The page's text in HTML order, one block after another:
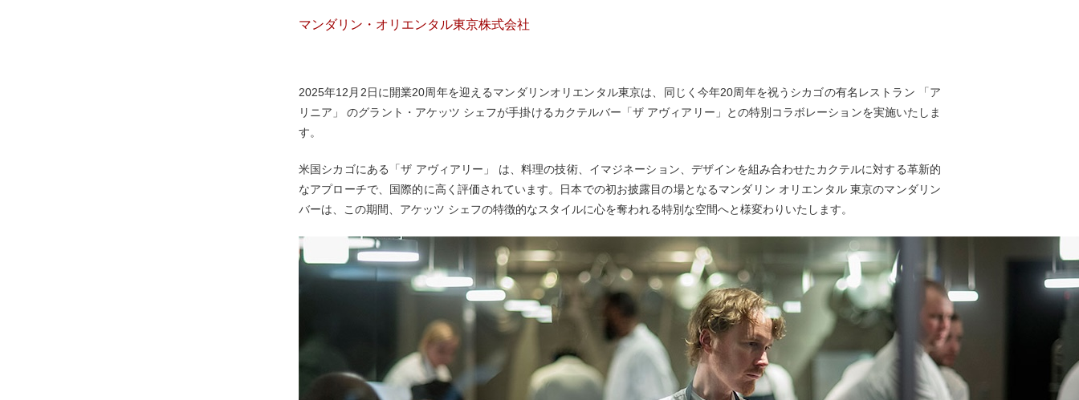
マンダリン・オリエンタル東京株式会社
2025年12月2日に開業20周年を迎えるマンダリンオリエンタル東京は、同じく今年20周年を祝うシカゴの有名レストラン 「ア
リニア」 のグラント・アケッツ シェフが手掛けるカクテルバー「ザ アヴィアリー」との特別コラボレーションを実施いたしま
す。
米国シカゴにある「ザ アヴィアリー」 は、料理の技術、イマジネーション、デザインを組み合わせたカクテルに対する革新的
なアプローチで、国際的に高く評価されています。日本での初お披露目の場となるマンダリン オリエンタル 東京のマンダリン
バーは、この期間、アケッツ シェフの特徴的なスタイルに心を奪われる特別な空間へと様変わりいたします。